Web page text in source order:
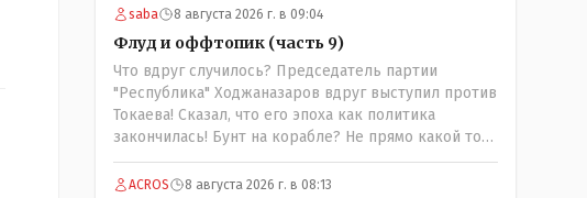
мне : - наша молочка значительно вкуснее чем
руссская и белоруская, а хлеб покупайте формовой,
бюджетный- он значительно вкусней остальных, но
самый вкусный хлеб в совхозных пекарнях; мясо -
русское, белоруское не вкусное- наше
значительно вкусней и натуральное Цитата:///В
финансовой столице республики все дешевле.///
Что правда то правда: - там продкты и фрукты-
овощи дешевле и услуги тамады, певцов тоже и
saba 8 августа 2026 г. в 09:04
Флуд и оффтопик (часть 9)
Что вдруг случилось? Председатель партии
"Республика" Ходжаназаров вдруг выступил против
Токаева! Сказал, что его эпоха как политика
закончилась! Бунт на корабле? Не прямо какой то
правдолюб вдруг выступил! Может он
инопланетянин? Появился неизвестно откуда,
ACROS 8 августа 2026 г. в 08:13